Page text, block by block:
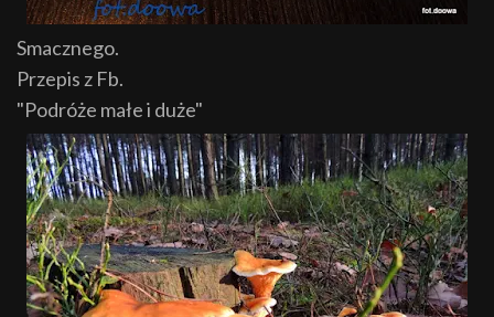
Smacznego.
Przepis z Fb.
"Podróże małe i duże"